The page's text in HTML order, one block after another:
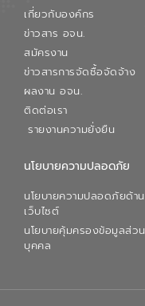
เกี่ยวกับองค์กร
ข่าวสาร อจน.
สมัครงาน
ข่าวสารการจัดซื้อจัดจ้าง
ผลงาน อจน.
ติดต่อเรา
รายงานความยั่งยืน
นโยบายความปลอดภัย
นโยบายความปลอดภัยด้าน
เว็บไซต์
นโยบายคุ้มครองข้อมูลส่วน
บุคคล